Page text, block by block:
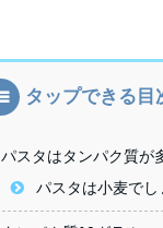
タップできる目
パスタはタンパク質が
パスタは小麦でし